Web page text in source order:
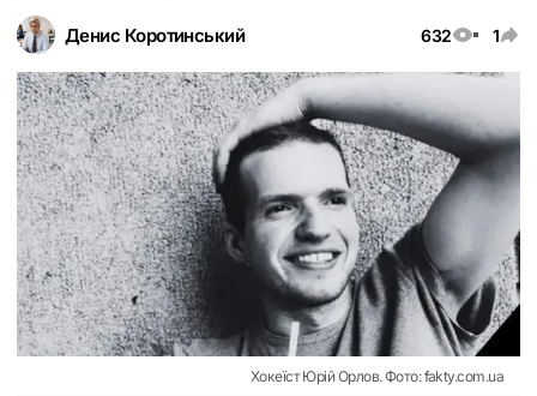
Денис Коротинський 632 1
Хокеїст Юрій Орлов. Фото: fakty.com.ua